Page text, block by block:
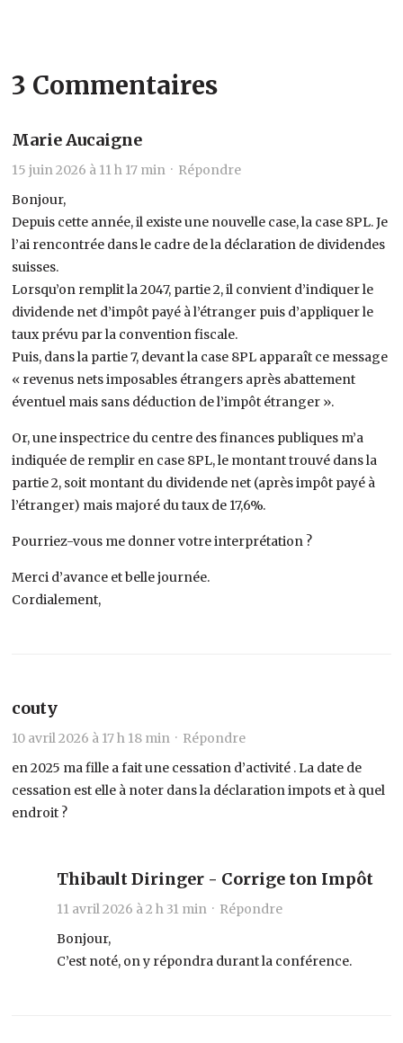
3 Commentaires
Marie Aucaigne
15 juin 2026 à 11 h 17 min · Répondre
Bonjour,
Depuis cette année, il existe une nouvelle case, la case 8PL. Je
l’ai rencontrée dans le cadre de la déclaration de dividendes
suisses.
Lorsqu’on remplit la 2047, partie 2, il convient d’indiquer le
dividende net d’impôt payé à l’étranger puis d’appliquer le
taux prévu par la convention fiscale.
Puis, dans la partie 7, devant la case 8PL apparaît ce message
« revenus nets imposables étrangers après abattement
éventuel mais sans déduction de l’impôt étranger ».
Or, une inspectrice du centre des finances publiques m’a
indiquée de remplir en case 8PL, le montant trouvé dans la
partie 2, soit montant du dividende net (après impôt payé à
l’étranger) mais majoré du taux de 17,6%.
Pourriez-vous me donner votre interprétation ?
Merci d’avance et belle journée.
Cordialement,
couty
10 avril 2026 à 17 h 18 min · Répondre
en 2025 ma fille a fait une cessation d’activité . La date de
cessation est elle à noter dans la déclaration impots et à quel
endroit ?
Thibault Diringer - Corrige ton Impôt
11 avril 2026 à 2 h 31 min · Répondre
Bonjour,
C’est noté, on y répondra durant la conférence.